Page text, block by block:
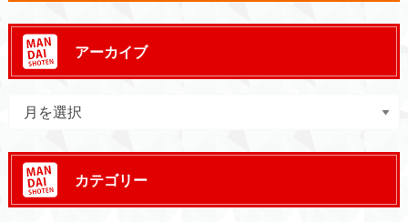
アーカイブ
カテゴリー